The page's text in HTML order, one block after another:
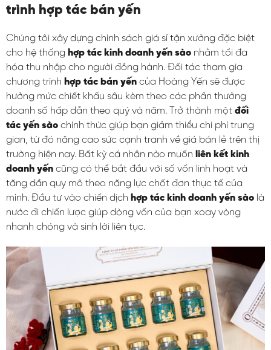
trình hợp tác bán yến
Chúng tôi xây dựng chính sách giá sỉ tận xưởng đặc biệt
cho hệ thống hợp tác kinh doanh yến sào nhằm tối đa
hóa thu nhập cho người đồng hành. Đối tác tham gia
chương trình hợp tác bán yến của Hoàng Yến sẽ được
hưởng mức chiết khấu sâu kèm theo các phần thưởng
doanh số hấp dẫn theo quý và năm. Trở thành một đối
tác yến sào chính thức giúp bạn giảm thiểu chi phí trung
gian, từ đó nâng cao sức cạnh tranh về giá bán lẻ trên thị
trường hiện nay. Bất kỳ cá nhân nào muốn liên kết kinh
doanh yến cũng có thể bắt đầu với số vốn linh hoạt và
tăng dần quy mô theo năng lực chốt đơn thực tế của
mình. Đầu tư vào chiến dịch hợp tác kinh doanh yến sào là
nước đi chiến lược giúp dòng vốn của bạn xoay vòng
nhanh chóng và sinh lời liên tục.